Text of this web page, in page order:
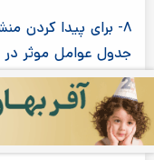
۸- برای پیدا کردن
جدول عوامل موثر در
بنویسید.
۹- زمان تماشای
بیشتر به بازی های